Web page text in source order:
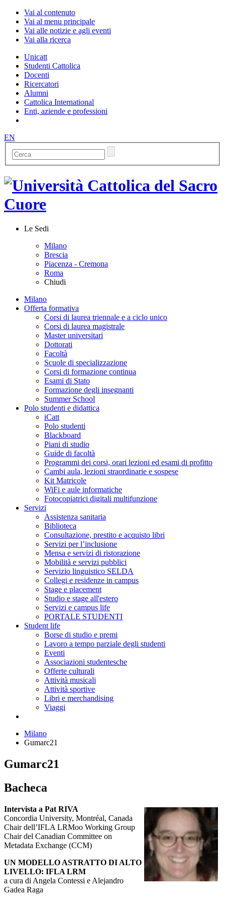
Vai al contenuto
Vai al menu principale
Vai alle notizie e agli eventi
Vai alla ricerca
Unicatt
Studenti Cattolica
Docenti
Ricercatori
Alumni
Cattolica International
Enti, aziende e professioni
EN
Le Sedi
Milano
Brescia
Piacenza - Cremona
Roma
Chiudi
Milano
Offerta formativa
Corsi di laurea triennale e a ciclo unico
Corsi di laurea magistrale
Master universitari
Dottorati
Facoltà
Scuole di specializzazione
Corsi di formazione continua
Esami di Stato
Formazione degli insegnanti
Summer School
Polo studenti e didattica
iCatt
Polo studenti
Blackboard
Piani di studio
Guide di facoltà
Programmi dei corsi, orari lezioni ed esami di profitto
Cambi aula, lezioni straordinarie e sospese
Kit Matricole
WiFi e aule informatiche
Fotocopiatrici digitali multifunzione
Servizi
Assistenza sanitaria
Biblioteca
Consultazione, prestito e acquisto libri
Servizi per l’inclusione
Mensa e servizi di ristorazione
Mobilità e servizi pubblici
Servizio linguistico SELDA
Collegi e residenze in campus
Stage e placement
Studio e stage all'estero
Servizi e campus life
PORTALE STUDENTI
Student life
Borse di studio e premi
Lavoro a tempo parziale degli studenti
Eventi
Associazioni studentesche
Offerte culturali
Attività musicali
Attività sportive
Libri e merchandising
Viaggi
Milano
Gumarc21
Gumarc21
Bacheca
Intervista a Pat RIVA
Concordia University, Montréal, Canada
Chair dell’IFLA LRMoo Working Group
Chair del Canadian Committee on
Metadata Exchange (CCM)
UN MODELLO ASTRATTO DI ALTO
LIVELLO: IFLA LRM
a cura di Angela Contessi e Alejandro
Gadea Raga